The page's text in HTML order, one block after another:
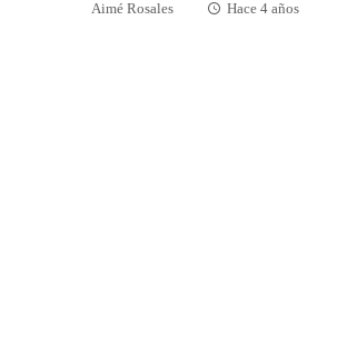
Aimé Rosales Hace 4 años